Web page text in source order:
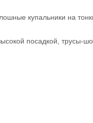
купальники на
посадкой, трусы-